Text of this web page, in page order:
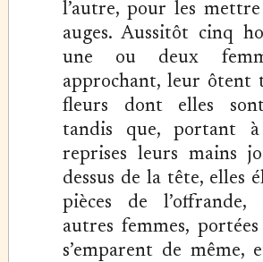
l’autre, pour les mettre
auges. Aussitôt cinq
une ou deux
approchant, leur ôtent
fleurs dont elles
tandis que, portant à
reprises leurs mains
dessus de la tête, elles
pièces de l’offrande,
autres femmes,
s’emparent de même,